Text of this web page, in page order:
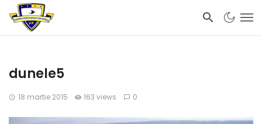
dunele5
18 martie 2015 163 views 0